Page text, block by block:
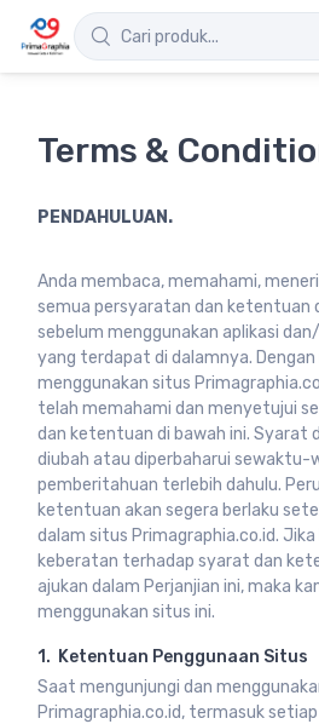
Terms &
PENDAHULUAN.
Anda membaca, memahami,
semua persyaratan dan ketentuan
sebelum menggunakan aplikasi
yang terdapat di dalamnya.
menggunakan situs
telah memahami dan menyetujui
dan ketentuan di bawah ini. Syarat
diubah atau diperbaharui sewaktu-
pemberitahuan terlebih dahulu.
ketentuan akan segera berlaku
dalam situs Primagraphia.co.id.
keberatan terhadap syarat dan
ajukan dalam Perjanjian ini, maka
menggunakan situs ini.
1. Ketentuan Penggunaan Situs
Saat mengunjungi dan
Primagraphia.co.id, termasuk